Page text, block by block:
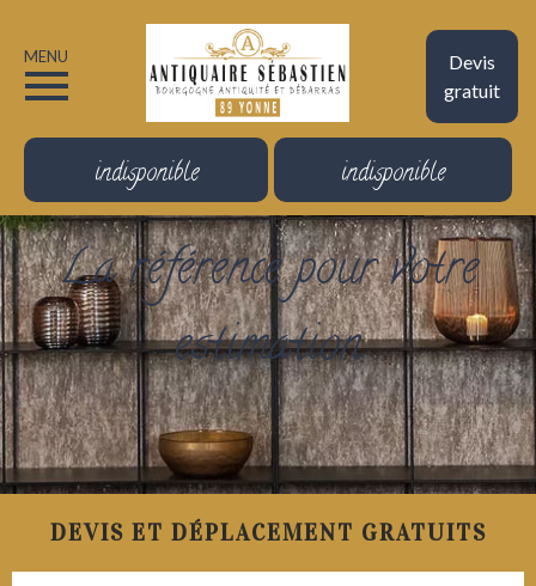
Devis
gratuit
MENU
indisponible indisponible
La référence pour votre
estimation
DEVIS ET DÉPLACEMENT GRATUITS